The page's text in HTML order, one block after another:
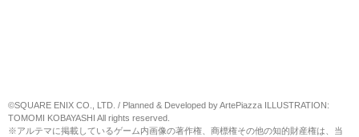
©SQUARE ENIX CO., LTD. / Planned & Developed by ArtePiazza ILLUSTRATION:
TOMOMI KOBAYASHI All rights reserved.
※アルテマに掲載しているゲーム内画像の著作権、商標権その他の知的財産権は、当